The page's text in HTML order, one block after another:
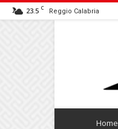
23.5 C Reggio Calabria
Home